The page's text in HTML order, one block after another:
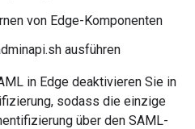
von Edge-Komponenten
ausführen
in Edge deaktivieren Sie in
sodass die einzige
über den SAML-